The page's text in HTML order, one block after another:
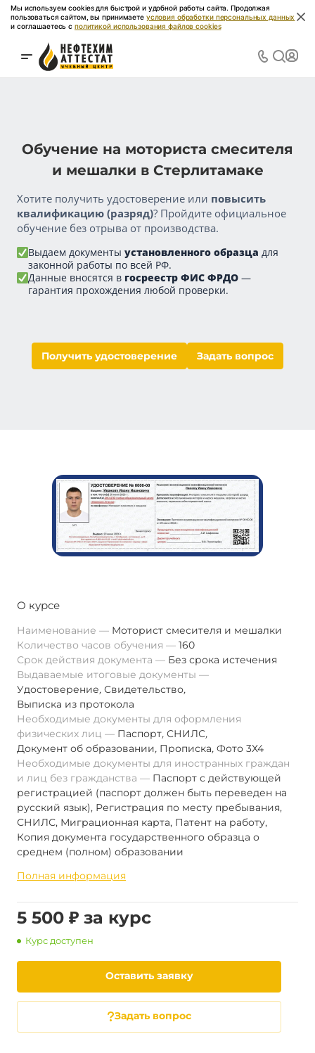
Мы используем cookies для быстрой и удобной работы сайта. Продолжая
пользоваться сайтом, вы принимаете условия обработки персональных данных
и соглашаетесь с политикой использования файлов cookies
Обучение на моториста смесителя
и мешалки в Стерлитамаке
Хотите получить удостоверение или повысить
квалификацию (разряд)? Пройдите официальное
обучение без отрыва от производства.
Выдаем документы установленного образца для
законной работы по всей РФ.
Данные вносятся в госреестр ФИС ФРДО —
гарантия прохождения любой проверки.
Получить удостоверение Задать вопрос
О курсе
Наименование
Моторист смесителя и мешалки
Количество часов обучения
160
Срок действия документа
Без срока истечения
Выдаваемые итоговые документы
Удостоверение, Свидетельство,
Выписка из протокола
Необходимые документы для оформления
физических лиц
Паспорт, СНИЛС,
Документ об образовании, Прописка, Фото 3Х4
Необходимые документы для иностранных граждан
и лиц без гражданства
Паспорт с действующей
регистрацией (паспорт должен быть переведен на
русский язык), Регистрация по месту пребывания,
СНИЛС, Миграционная карта, Патент на работу,
Копия документа государственного образца о
среднем (полном) образовании
Полная информация
5 500 ₽ за курс
Курс доступен
Оставить заявку
Задать вопрос